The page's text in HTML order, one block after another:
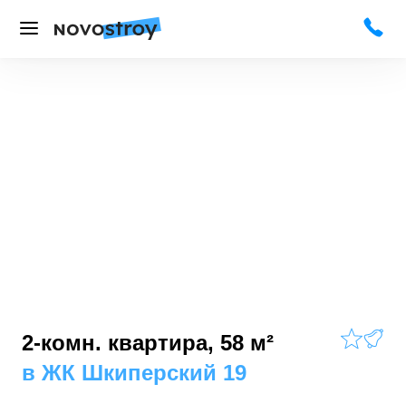
2-комн. квартира, 58 м²
в ЖК Шкиперский 19